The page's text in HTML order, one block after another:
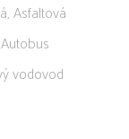
Asfaltová
vodovod